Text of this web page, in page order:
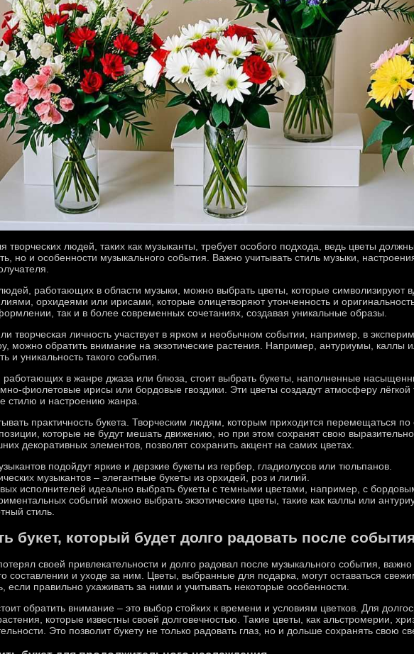
творческих людей, таких как музыканты, требует особого подхода, ведь цветы
но и особенности музыкального события. Важно учитывать стиль музыки,
работающих в области музыки, можно выбрать цветы, которые символизируют
орхидеями или ирисами, которые олицетворяют утонченность и
так и в более современных сочетаниях, создавая уникальные образы.
творческая личность участвует в ярком и необычном событии, например, в
можно обратить внимание на экзотические растения. Например, антуриумы, каллы
и уникальность такого события.
работающих в жанре джаза или блюза, стоит выбрать букеты, наполненные
фиолетовые ирисы или бордовые гвоздики. Эти цветы создадут атмосферу лёгкой
стилю и настроению жанра.
практичность букета. Творческим людям, которым приходится перемещаться
которые не будут мешать движению, но при этом сохранят свою
декоративных элементов, позволят сохранить акцент на самих цветах.
подойдут яркие и дерзкие букеты из гербер, гладиолусов или тюльпанов.
музыкантов – элегантные букеты из орхидей, роз и лилий.
исполнителей идеально выбрать букеты с темными цветами, например, с
событий можно выбрать экзотические цветы, такие как каллы или
стиль.
букет, который будет долго радовать после события
своей привлекательности и долго радовал после музыкального события,
составлении и уходе за ним. Цветы, выбранные для подарка, могут оставаться
если правильно ухаживать за ними и учитывать некоторые особенности.
обратить внимание – это выбор стойких к времени и условиям цветков. Для
которые известны своей долговечностью. Такие цветы, как альстромерии,
Это позволит букету не только радовать глаз, но и дольше сохранять свою